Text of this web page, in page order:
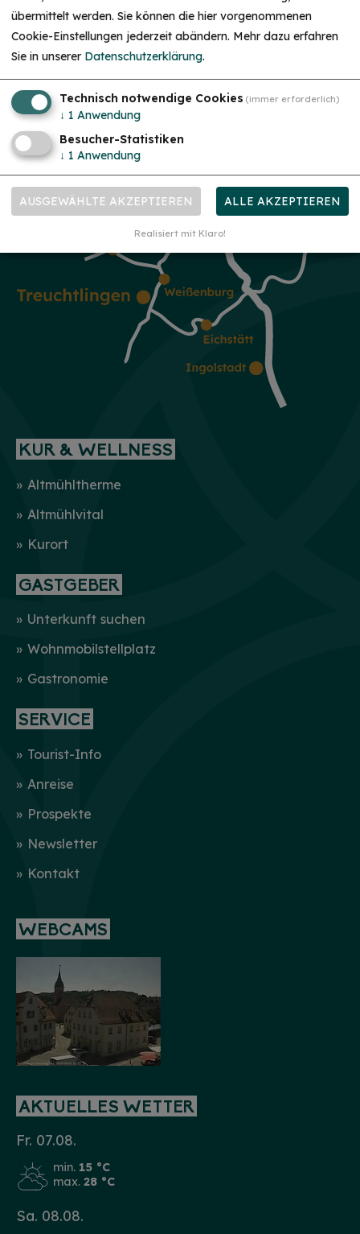
KUR & WELLNESS
Altmühltherme
Altmühlvital
Kurort
GASTGEBER
Unterkunft suchen
Wohnmobilstellplatz
Gastronomie
SERVICE
Tourist-Info
Anreise
Prospekte
Newsletter
Kontakt
WEBCAMS
AKTUELLES WETTER
Fr. 07.08.
min. 15 °C
max. 28 °C
Sa. 08.08.
Christkind & Engel gesucht!
Wir suchen dich als Christkind oder Engel. Hast
du Lust das Gesicht der Treuchtlinger
Lächeln ins Gesicht zu zaubern und Freude und
Herzlichkeit auszustrahlen? Dann melde dich
gerne bei uns!...mehr
übermittelt werden. Sie können die hier vorgenommenen
Cookie-Einstellungen jederzeit abändern. Mehr dazu erfahren
Sie in unserer Datenschutzerklärung.
Technisch notwendige Cookies (immer erforderlich)
↓ 1 Anwendung
Besucher-Statistiken
↓ 1 Anwendung
AUSGEWÄHLTE AKZEPTIEREN ALLE AKZEPTIEREN
Realisiert mit Klaro!